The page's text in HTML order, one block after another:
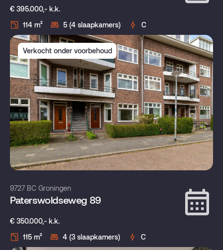
€ 395.000,- k.k.
114 m²
5 (4 slaapkamers) C
Verkocht onder voorbehoud
9727 BC Groningen
Paterswoldseweg 89
€ 350.000,- k.k.
115 m²
4 (3 slaapkamers) C